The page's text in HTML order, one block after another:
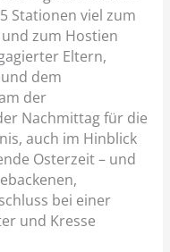
Stationen viel zum
zum Hostien
Eltern,
dem
der
Nachmittag für die
auch im Hinblick
Osterzeit – und
bei einer
und Kresse